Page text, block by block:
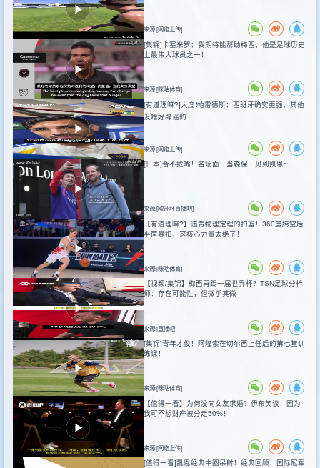
来源:[网络上传]
[集锦]卡塞米罗：我期待能帮助梅西，他是足球历史
上最伟大球员之一！
来源:[咪咕体育]
[有道理嘛?]大度❗️帕雷德斯：西班牙确实更强，其他
没啥好辟谣的
来源:[网络上传]
[日本]合不拢嘴！名场面：当森保一见到凯恩~
来源:[欧洲杯直播吧]
【有道理嘛?】违背物理定理的扣篮！360度腾空后
平筐暴扣，这核心力量太绝了！
来源:[咪咕体育]
【视频/集锦】梅西再踢一届世界杯？TSN足球分析
师：存在可能性，但微乎其微
来源:[直播吧]
[集锦]青年才俊！阿隆索在切尔西上任后的第七堂训
练课！
来源:[咪咕体育]
【值得一看】为何没向女友求婚？伊布笑谈：因为
我可不想财产被分走50%！
来源:[网络上传]
[值得一看]凯恩经典中圈吊射！经典回顾：国际冠军